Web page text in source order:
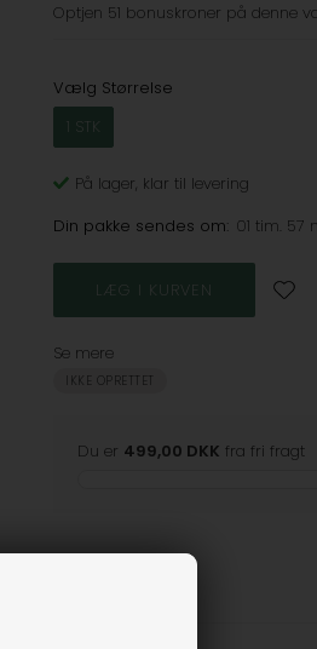
Optjen 51 bonuskroner på denne
Vælg Størrelse
1 STK
På lager, klar til levering
Din pakke sendes om: 01 tim. 57
Se mere
IKKE OPRETTET
Du er 499,00 DKK fra fri fragt